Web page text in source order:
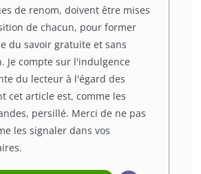
de renom, doivent être mises
de chacun, pour former
du savoir gratuite et sans
Je compte sur l'indulgence
du lecteur à l'égard des
cet article est, comme les
persillé. Merci de ne pas
les signaler dans vos